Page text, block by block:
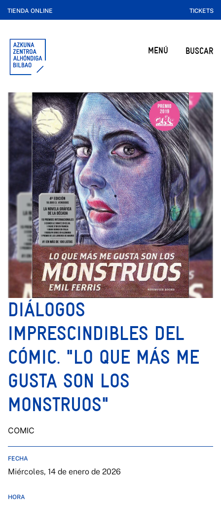
TIENDA ONLINE TICKETS
MENÚ BUSCAR
DIÁLOGOS
IMPRESCINDIBLES DEL
CÓMIC. "LO QUE MÁS ME
GUSTA SON LOS
MONSTRUOS"
COMIC
FECHA
Miércoles, 14 de enero de 2026
HORA